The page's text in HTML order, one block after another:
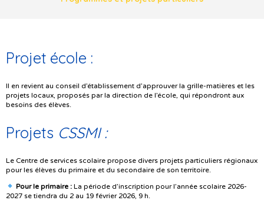
Projet école :
Il en revient au conseil d’établissement d’approuver la grille-matières et les
projets locaux, proposés par la direction de l’école, qui répondront aux
besoins des élèves.
Projets CSSMI :
Le Centre de services scolaire propose divers projets particuliers régionaux
pour les élèves du primaire et du secondaire de son territoire.
Pour le primaire :La période d’inscription pour l’année scolaire 2026-
2027 se tiendra du 2 au 19 février 2026, 9 h.